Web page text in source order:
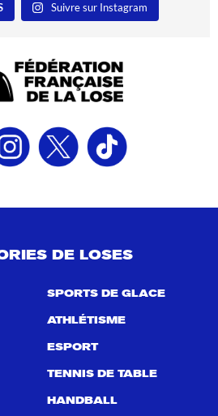
Suivre sur Instagram
DE LOSES
SPORTS DE GLACE
ATHLÉTISME
ESPORT
TENNIS DE TABLE
HANDBALL